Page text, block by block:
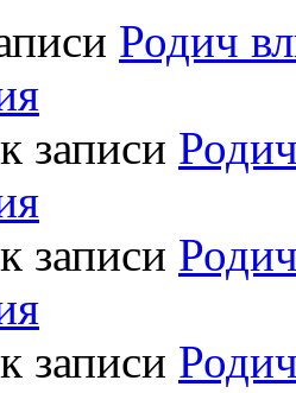
Родич
к записи
к записи
к записи